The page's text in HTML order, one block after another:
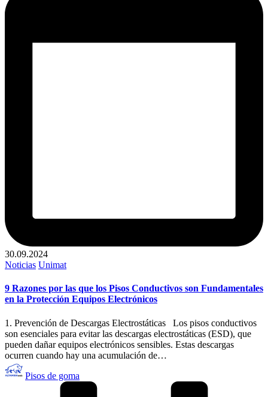
30.09.2024
Publicado
Noticias Unimat
9 Razones por las que los Pisos Conductivos son Fundamentales
en la Protección Equipos Electrónicos
1. Prevención de Descargas Electrostáticas Los pisos conductivos
son esenciales para evitar las descargas electrostáticas (ESD), que
pueden dañar equipos electrónicos sensibles. Estas descargas
ocurren cuando hay una acumulación de…
Publicado
por
Pisos de goma